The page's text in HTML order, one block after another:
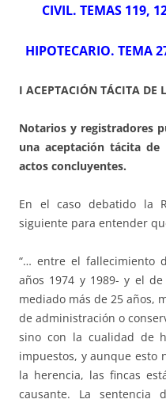
CIVIL. TEMAS 119,
HIPOTECARIO. TEMA
I ACEPTACIÓN TÁCITA DE
Notarios y registradores
una aceptación tácita
actos concluyentes.
En el caso debatido la
siguiente para entender
“… entre el fallecimiento
años 1974 y 1989- y el
mediado más de 25 años,
de administración o
sino con la cualidad de
impuestos, y aunque esto
la herencia, las fincas
causante. La sentencia